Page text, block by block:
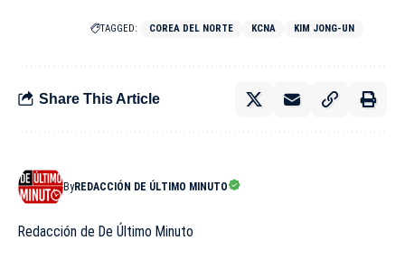
TAGGED: COREA DEL NORTE KCNA KIM JONG-UN
Share This Article
ByREDACCIÓN DE ÚLTIMO MINUTO
Redacción de De Último Minuto